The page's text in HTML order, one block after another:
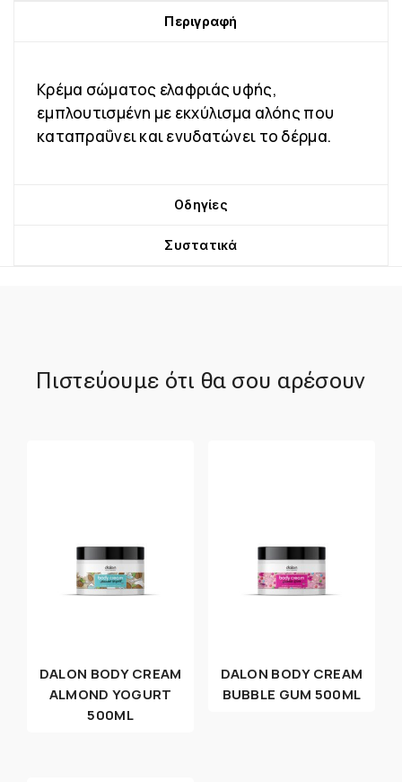
Περιγραφή
Κρέμα σώματος ελαφριάς υφής,
εμπλουτισμένη με εκχύλισμα αλόης που
καταπραΰνει και ενυδατώνει το δέρμα.
Οδηγίες
Συστατικά
Πιστεύουμε ότι θα σου αρέσουν
DALON BODY CREAM
ALMOND YOGURT
500ML
DALON BODY CREAM
BUBBLE GUM 500ML